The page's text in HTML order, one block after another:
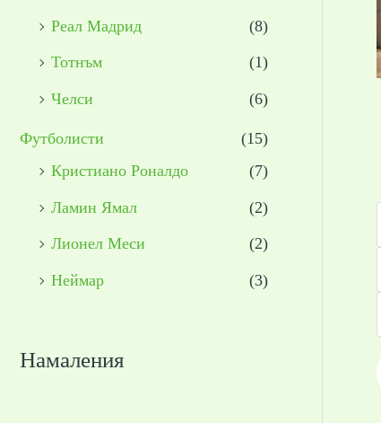
Реал Мадрид (8)
Тотнъм (1)
Челси (6)
Футболисти
(15)
Кристиано Роналдо
(7)
Ламин Ямал (2)
Лионел Меси (2)
Неймар (3)
Намаления